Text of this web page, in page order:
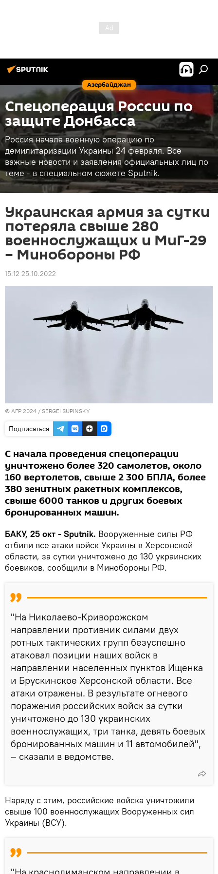
Азербайджан
Спецоперация России по
защите Донбасса
Россия начала военную операцию по
демилитаризации Украины 24 февраля. Все
важные новости и заявления официальных лиц по
теме - в специальном сюжете Sputnik.
Украинская армия за сутки
потеряла свыше 280
военнослужащих и МиГ-29
– Минобороны РФ
15:12 25.10.2022
© AFP 2024 / SERGEI SUPINSKY
Подписаться
С начала проведения спецоперации
уничтожено более 320 самолетов, около
160 вертолетов, свыше 2 300 БПЛА, более
380 зенитных ракетных комплексов,
свыше 6000 танков и других боевых
бронированных машин.
БАКУ, 25 окт - Sputnik. Вооруженные силы РФ
отбили все атаки войск Украины в Херсонской
области, за сутки уничтожено до 130 украинских
боевиков, сообщили в Минобороны РФ.
"На Николаево-Криворожском
направлении противник силами двух
ротных тактических групп безуспешно
атаковал позиции наших войск в
направлении населенных пунктов Ищенка
и Брускинское Херсонской области. Все
атаки отражены. В результате огневого
поражения российских войск за сутки
уничтожено до 130 украинских
военнослужащих, три танка, девять боевых
бронированных машин и 11 автомобилей",
– сказали в ведомстве.
Наряду с этим, российские войска уничтожили
свыше 100 военнослужащих Вооруженных сил
Украины (ВСУ).